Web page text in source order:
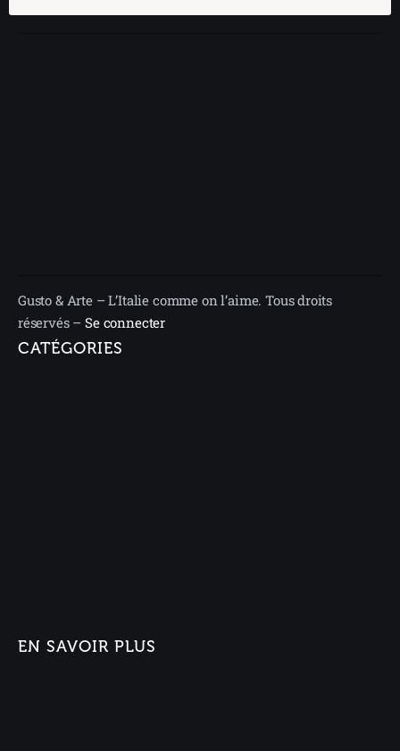
Gusto & Arte – L’Italie comme on l’aime. Tous droits
réservés –Se connecter
CATÉGORIES
EN SAVOIR PLUS